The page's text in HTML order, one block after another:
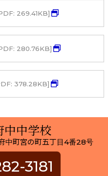
269.41KB]
280.76KB]
378.28KB]
中中学校
町宮の町五丁目4番28号
3181